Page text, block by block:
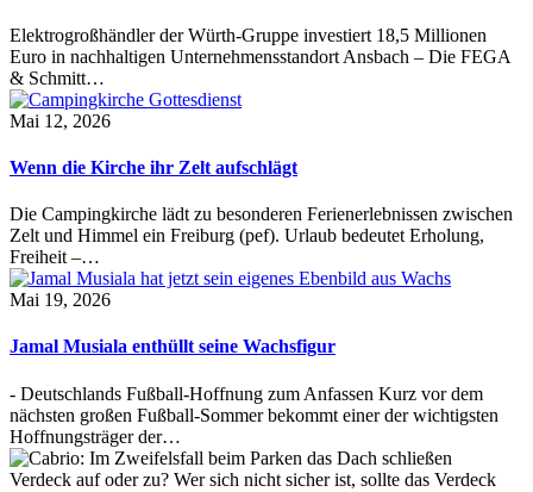
Elektrogroßhändler der Würth-Gruppe investiert 18,5 Millionen
Euro in nachhaltigen Unternehmensstandort Ansbach – Die FEGA
& Schmitt…
Mai 12, 2026
Wenn die Kirche ihr Zelt aufschlägt
Die Campingkirche lädt zu besonderen Ferienerlebnissen zwischen
Zelt und Himmel ein Freiburg (pef). Urlaub bedeutet Erholung,
Freiheit –…
Mai 19, 2026
Jamal Musiala enthüllt seine Wachsfigur
- Deutschlands Fußball-Hoffnung zum Anfassen Kurz vor dem
nächsten großen Fußball-Sommer bekommt einer der wichtigsten
Hoffnungsträger der…
Verdeck auf oder zu? Wer sich nicht sicher ist, sollte das Verdeck